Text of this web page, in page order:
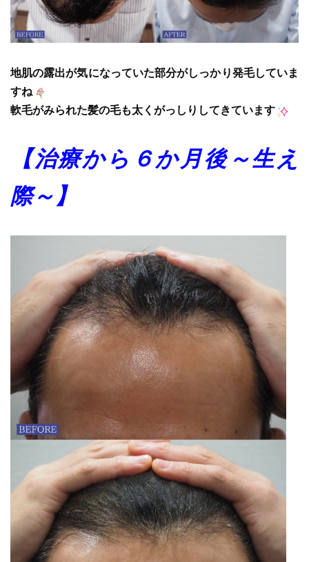
地肌の露出が気になっていた部分がしっかり発毛していま
すね
軟毛がみられた髪の毛も太くがっしりしてきています
【治療から６か月後～生え
際～】